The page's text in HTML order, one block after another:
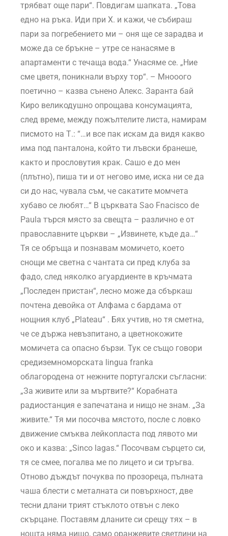
трябват още пари“. Повдигам шапката. „Това
едно на ръка. Иди при Х. и кажи, че събираш
пари за погребението ми – оня ще се зарадва и
може да се бръкне – утре се нанасяме в
апартаменти с течаща вода.“ Унасяме се. „Ние
сме цветя, поникнали върху тор“. – Мнооого
поетично – казва сънено Алекс. Заранта бай
Киро великодушно опрощава консумацията,
след време, между пожълтелите листа, намирам
писмото на Т.: “…и все пак искам да видя какво
има под панталона, който ти лъвски бранеше,
както и прословутия крак. Сашо е до мен
(плътно), пиша ти и от негово име, иска ни се да
си до нас, чувала съм, че сакатите момчета
хубаво се любят…“ В църквата Sao Fnacisco de
Paula търся място за свещта – различно е от
православните църкви – „Извинете, къде да…“
Тя се обръща и познавам момичето, което
снощи ме светна с чантата си пред клуба за
фадо, след няколко агуардиенте в кръчмата
„Последен пристан“, лесно може да сбъркаш
почтена девойка от Алфама с бардама от
нощния клуб „Plateau“ . Бях учтив, но тя сметна,
че се държа невъзпитано, а цветнокожите
момичета са опасно бързи. Тук се също говори
средиземноморската lingua franka
облагородена от нежните португалски съгласни:
„За живите или за мъртвите?“ Корабната
радиостанция е запечатана и нищо не знам. „За
живите.“ Тя ми посочва мястото, после с ловко
движение смъква лейкопласта под лявото ми
око и казва: „Sinco lagas.“ Посочвам сърцето си,
тя се смее, погалва ме по лицето и си тръгва.
Отново дъждът почуква по прозореца, пълната
чаша блести с металната си повърхност, две
тесни длани трият стъклото отвън с леко
скърцане. Поставям дланите си срещу тях – в
нощта няма нищо, само оранжевите светлини на